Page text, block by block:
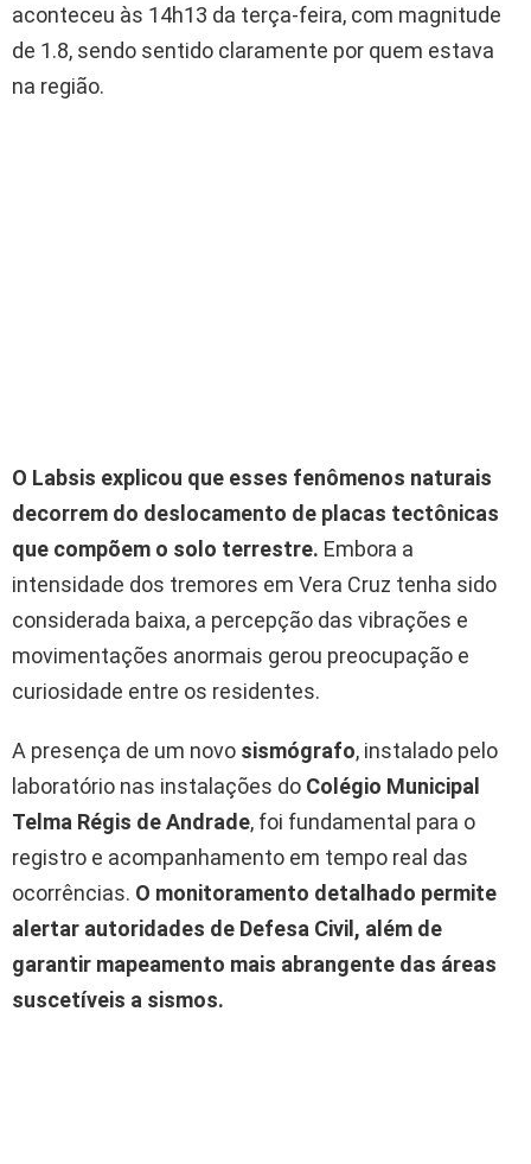
aconteceu às 14h13 da terça-feira, com magnitude
de 1.8, sendo sentido claramente por quem estava
na região.
O Labsis explicou que esses fenômenos naturais
decorrem do deslocamento de placas tectônicas
que compõem o solo terrestre. Embora a
intensidade dos tremores em Vera Cruz tenha sido
considerada baixa, a percepção das vibrações e
movimentações anormais gerou preocupação e
curiosidade entre os residentes.
A presença de um novo sismógrafo, instalado pelo
laboratório nas instalações do Colégio Municipal
Telma Régis de Andrade, foi fundamental para o
registro e acompanhamento em tempo real das
ocorrências. O monitoramento detalhado permite
alertar autoridades de Defesa Civil, além de
garantir mapeamento mais abrangente das áreas
suscetíveis a sismos.